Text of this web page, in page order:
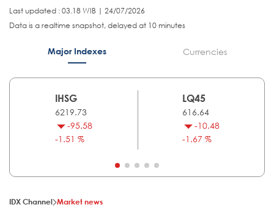
Last updated : 03.18 WIB | 24/07/2026
Data is a realtime snapshot, delayed at 10 minutes
Major Indexes Currencies
IHSG
6219.73
-95.58
-1.51 %
LQ45
616.64
-10.48
-1.67 %
IDX Channel Market news